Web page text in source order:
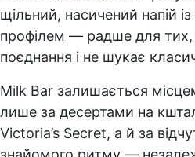
щільний, насичений напій
профілем — радше для тих,
поєднання і не шукає
Milk Bar залишається
лише за десертами на
Victoria’s Secret, а й за